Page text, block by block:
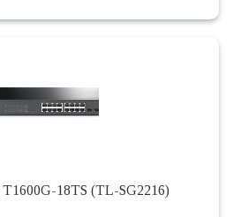
18TS (TL-SG2216)